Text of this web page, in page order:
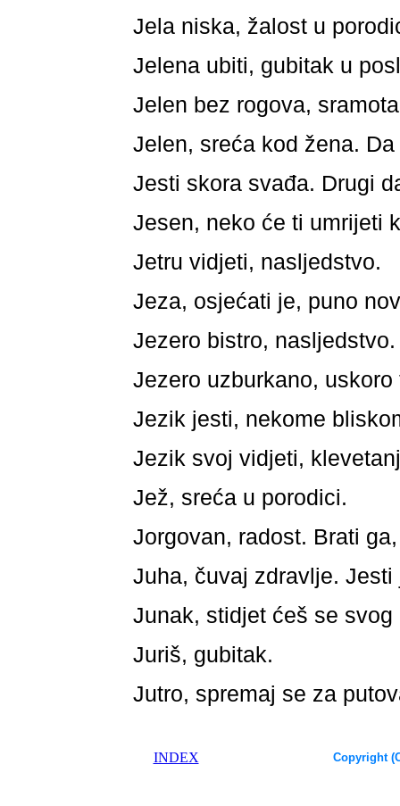
Jela niska, žalost u
Jelena ubiti, gubitak u
Jelen bez rogova,
Jelen, sreća kod žena.
Jesti skora svađa. Drugi
Jesen, neko će ti umrijeti
Jetru vidjeti, nasljedstvo.
Jeza, osjećati je, puno
Jezero bistro,
Jezero uzburkano,
Jezik jesti, nekome
Jezik svoj vidjeti,
Jež, sreća u porodici.
Jorgovan, radost. Brati
Juha, čuvaj zdravlje.
Junak, stidjet ćeš se svog
Juriš, gubitak.
Jutro, spremaj se za
INDEX Copyright